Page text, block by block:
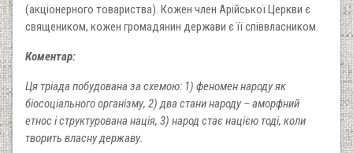
(акціонерного товариства). Кожен член Арійської Церкви є
священиком, кожен громадянин держави є її співвласником.
Коментар:
Ця тріада побудована за схемою: 1) феномен народу як
біосоціального організму, 2) два стани народу – аморфний
етнос і структурована нація, 3) народ стає нацією тоді, коли
творить власну державу.